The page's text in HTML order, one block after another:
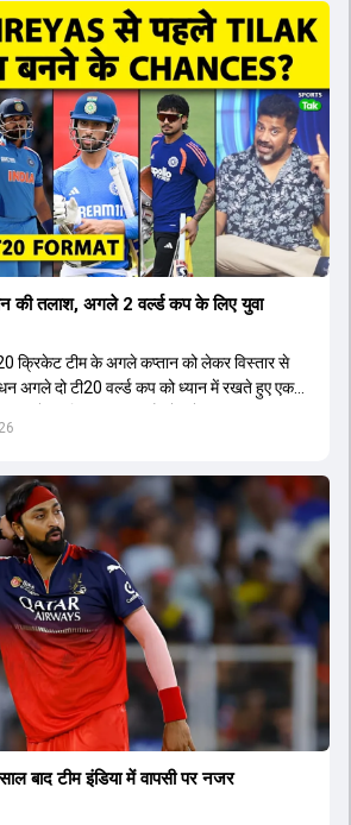
की तलाश, अगले 2 वर्ल्ड कप के लिए युवा
क्रिकेट टीम के अगले कप्तान को लेकर विस्तार से
अगले दो टी20 वर्ल्ड कप को ध्यान में रखते हुए एक
बनाने पर विचार कर रहा है जो लंबे समय तक टीम का
गया है कि टी20 टीम को टेस्ट और वनडे टीम से
अनुभव है, जबकि कुछ ऐसे भी हैं जिनके पास अनुभव
में है। दूसरी ओर, कई दिग्गज और अनुभवी खिलाड़ी
बताए जा रहे हैं। विकेटकीपर की भूमिका को लेकर भी
में ओपनिंग करने वाले विकेटकीपर को ही प्राथमिकता दी
एक ऐसा कप्तान चुनना है जो अगले चार से आठ साल
सके।
बाद टीम इंडिया में वापसी पर नजर